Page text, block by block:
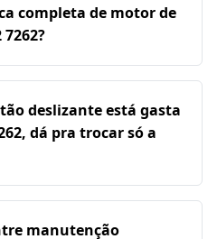
completa de motor de
deslizante está gasta
dá pra trocar só a
manutenção